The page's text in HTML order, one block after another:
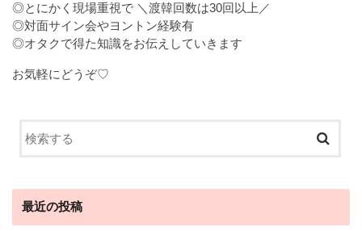
◎とにかく現場重視で ＼渡韓回数は30回以上／
◎対面サイン会やヨントン経験有
◎オタクで得た知識をお伝えしていきます
お気軽にどうぞ♡
最近の投稿